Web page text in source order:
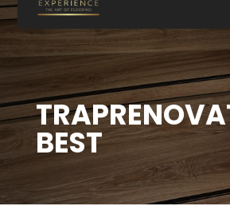
BEST